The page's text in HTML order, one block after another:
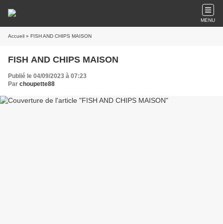
MENU
Accueil » FISH AND CHIPS MAISON
FISH AND CHIPS MAISON
Publié le 04/09/2023 à 07:23
Par choupette88